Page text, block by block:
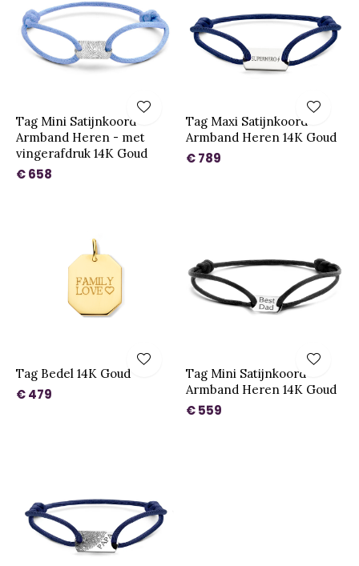
Tag Mini Satijnkoord
Armband Heren - met
vingerafdruk 14K Goud
€ 658
Tag Maxi Satijnkoord
Armband Heren 14K Goud
€ 789
Tag Bedel 14K Goud
€ 479
Tag Mini Satijnkoord
Armband Heren 14K Goud
€ 559